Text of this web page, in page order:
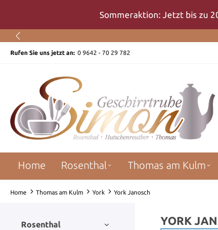
Zur Hauptnavigation springenSommeraktion: Jetzt bis zu
Rufen Sie uns jetzt an: 0 9642 - 70 29 782
Home Rosenthal Thomas am Kulm
Home Thomas am Kulm York York Janosch
Rosenthal YORK